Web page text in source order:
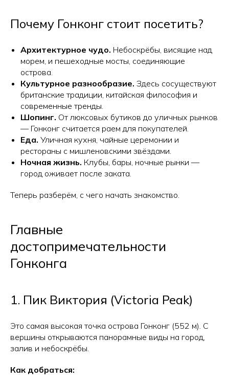
Почему Гонконг стоит посетить?
Архитектурное чудо. Небоскрёбы, висящие над
морем, и пешеходные мосты, соединяющие
острова.
Культурное разнообразие. Здесь сосуществуют
британские традиции, китайская философия и
современные тренды.
Шопинг. От люксовых бутиков до уличных рынков
— Гонконг считается раем для покупателей.
Еда. Уличная кухня, чайные церемонии и
рестораны с мишленовскими звёздами.
Ночная жизнь. Клубы, бары, ночные рынки —
город оживает после заката.
Теперь разберём, с чего начать знакомство.
Главные
достопримечательности
Гонконга
1. Пик Виктория (Victoria Peak)
Это самая высокая точка острова Гонконг (552 м). С
вершины открываются панорамные виды на город,
залив и небоскрёбы.
Как добраться: